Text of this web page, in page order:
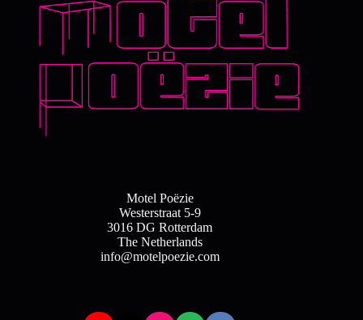
Motel Poëzie
Westerstraat 5-9
3016 DG Rotterdam
The Netherlands
info@motelpoezie.com